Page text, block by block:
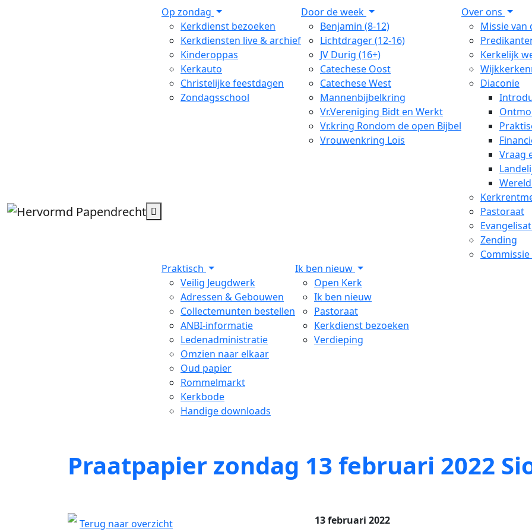
Op zondag
Kerkdienst bezoeken
Kerkdiensten live & archief
Kinderoppas
Kerkauto
Christelijke feestdagen
Zondagsschool
Door de week
Benjamin (8-12)
Lichtdrager (12-16)
JV Durig (16+)
Catechese Oost
Catechese West
Mannenbijbelkring
Vr.Vereniging Bidt en Werkt
Vr.kring Rondom de open Bijbel
Vrouwenkring Loïs
Over ons
Missie van
Kerkelijk
Diaconie
Vraag
Pastoraat
Zending
Praktisch
Veilig Jeugdwerk
Adressen & Gebouwen
Collectemunten bestellen
ANBI-informatie
Ledenadministratie
Omzien naar elkaar
Oud papier
Rommelmarkt
Kerkbode
Handige downloads
Ik ben nieuw
Open Kerk
Ik ben nieuw
Pastoraat
Kerkdienst bezoeken
Verdieping
Praatpapier zondag 13 februari 2022
13 februari 2022
Terug naar overzicht